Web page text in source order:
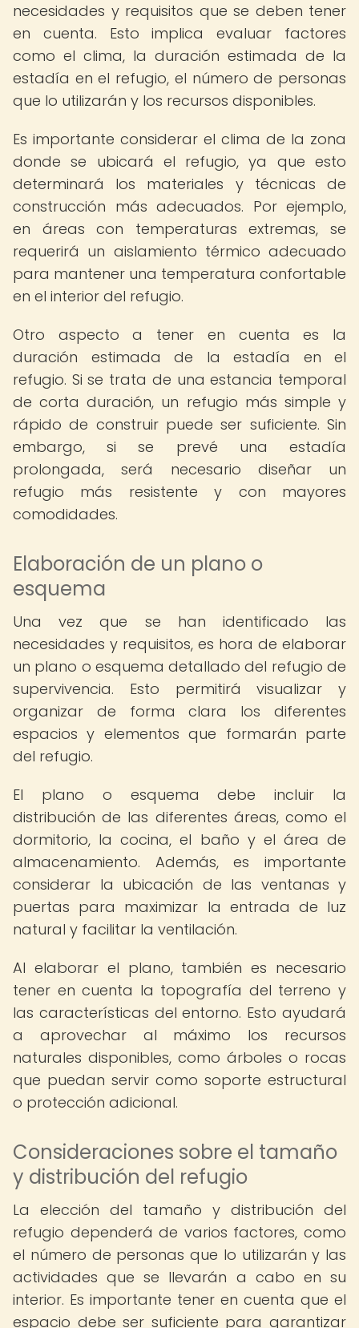
necesidades y requisitos que se deben tener
en cuenta. Esto implica evaluar factores
como el clima, la duración estimada de la
estadía en el refugio, el número de personas
que lo utilizarán y los recursos disponibles.
Es importante considerar el clima de la zona
donde se ubicará el refugio, ya que esto
determinará los materiales y técnicas de
construcción más adecuados. Por ejemplo,
en áreas con temperaturas extremas, se
requerirá un aislamiento térmico adecuado
para mantener una temperatura confortable
en el interior del refugio.
Otro aspecto a tener en cuenta es la
duración estimada de la estadía en el
refugio. Si se trata de una estancia temporal
de corta duración, un refugio más simple y
rápido de construir puede ser suficiente. Sin
embargo, si se prevé una estadía
prolongada, será necesario diseñar un
refugio más resistente y con mayores
comodidades.
Elaboración de un plano o
esquema
Una vez que se han identificado las
necesidades y requisitos, es hora de elaborar
un plano o esquema detallado del refugio de
supervivencia. Esto permitirá visualizar y
organizar de forma clara los diferentes
espacios y elementos que formarán parte
del refugio.
El plano o esquema debe incluir la
distribución de las diferentes áreas, como el
dormitorio, la cocina, el baño y el área de
almacenamiento. Además, es importante
considerar la ubicación de las ventanas y
puertas para maximizar la entrada de luz
natural y facilitar la ventilación.
Al elaborar el plano, también es necesario
tener en cuenta la topografía del terreno y
las características del entorno. Esto ayudará
a aprovechar al máximo los recursos
naturales disponibles, como árboles o rocas
que puedan servir como soporte estructural
o protección adicional.
Consideraciones sobre el tamaño
y distribución del refugio
La elección del tamaño y distribución del
refugio dependerá de varios factores, como
el número de personas que lo utilizarán y las
actividades que se llevarán a cabo en su
interior. Es importante tener en cuenta que el
espacio debe ser suficiente para garantizar